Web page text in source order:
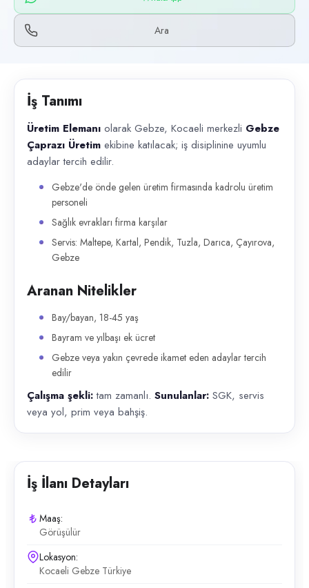
Başvuru kanalları
WhatsApp, Telefon
Üretim Elemanı olarak Gebze, Kocaeli merkezli Gebze Çaprazı
Ara
İş Tanımı
Üretim Elemanı olarak Gebze, Kocaeli merkezli Gebze
Çaprazı Üretim ekibine katılacak; iş disiplinine uyumlu
adaylar tercih edilir.
Gebze'de önde gelen üretim firmasında kadrolu üretim
personeli
Sağlık evrakları firma karşılar
Servis: Maltepe, Kartal, Pendik, Tuzla, Darıca, Çayırova,
Gebze
Aranan Nitelikler
Bay/bayan, 18-45 yaş
Bayram ve yılbaşı ek ücret
Gebze veya yakın çevrede ikamet eden adaylar tercih
edilir
Çalışma şekli:tam zamanlı. Sunulanlar: SGK, servis
veya yol, prim veya bahşiş.
İş İlanı Detayları
Maaş:
Görüşülür
Lokasyon:
Kocaeli Gebze Türkiye